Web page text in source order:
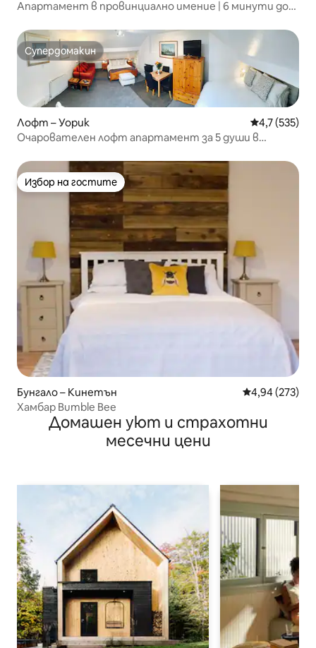
Апартамент в провинциално имение | 6 минути до
Супердомакин
Супердомакин
Лофт – Уорик Средна
4,7 (535)
Очарователен лофт апартамент за 5 души в
Избор на гостите
Избор на гостите
Бунгало – Кинетън Средна
4,94 (273)
Хамбар Bumble Bee
Домашен уют и страхотни
месечни цени